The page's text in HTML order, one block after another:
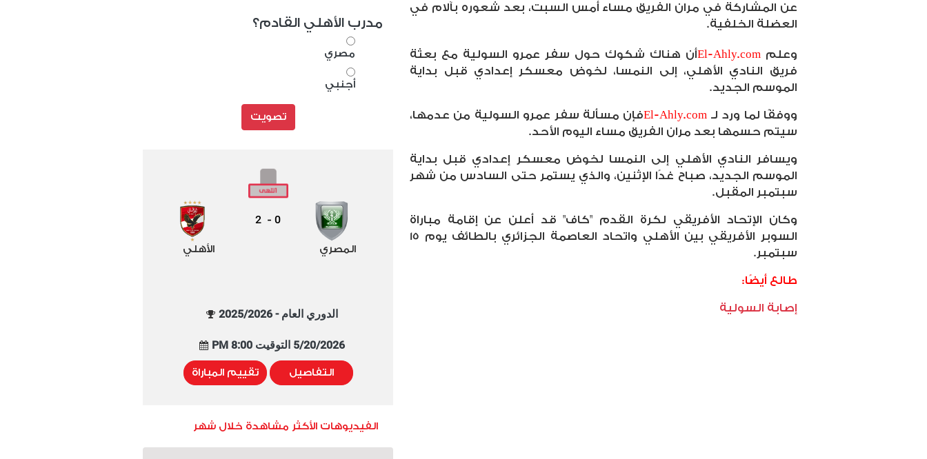
عن المشاركة في مران الفريق مساء أمس السبت، بعد شعوره بآلام في
العضلة الخلفية.
وعلم El-Ahly.comأن هناك شكوك حول سفر عمرو السولية مع بعثة
فريق النادي الأهلي، إلى النمسا، لخوض معسكر إعدادي قبل بداية
الموسم الجديد.
ووفقًا لما ورد لـ El-Ahly.comفإن مسألة سفر عمرو السولية من عدمها،
سيتم حسمها بعد مران الفريق مساء اليوم الأحد.
ويسافر النادي الأهلي إلى النمسا لخوض معسكر إعدادي قبل بداية
الموسم الجديد، صباح غدًا الإثنين، والذي يستمر حتى السادس من شهر
سبتمبر المقبل.
وكان الإتحاد الأفريقي لكرة القدم "كاف" قد أعلن عن إقامة مباراة
السوبر الأفريقي بين الأهلي واتحاد العاصمة الجزائري بالطائف يوم 15
سبتمبر.
طالع أيضًا:
إصابة السولية
مدرب الأهلي القادم؟
مصري
أجنبي
تصويت
المصري
0
-
2
الأهلي
الدوري العام - 2025/2026
5/20/2026 التوقيت 8:00 PM
التفاصيل تقييم المباراة
الفيديوهات الأكثر مشاهدة خلال شهر